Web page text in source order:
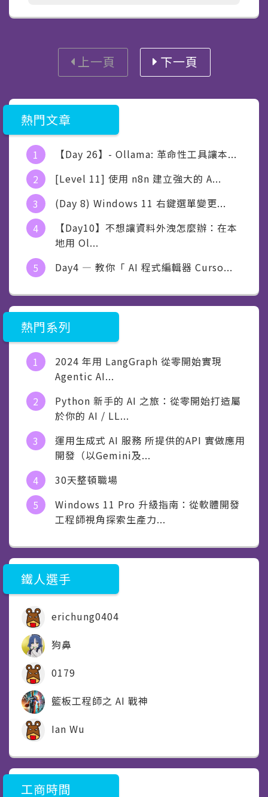
上一頁 下一頁
熱門文章
【Day 26】- Ollama: 革命性工具讓本...
[Level 11] 使用 n8n 建立強大的 A...
(Day 8) Windows 11 右鍵選單變更...
【Day10】不想讓資料外洩怎麼辦：在本
地用 Ol...
Day4 — 教你「 AI 程式編輯器 Curso...
熱門系列
2024 年用 LangGraph 從零開始實現
Agentic AI...
Python 新手的 AI 之旅：從零開始打造屬
於你的 AI / LL...
運用生成式 AI 服務 所提供的API 實做應用
開發（以Gemini及...
30天整頓職場
Windows 11 Pro 升級指南：從軟體開發
工程師視角探索生產力...
鐵人選手
erichung0404
狗鼻
0179
籃板工程師之 AI 戰神
Ian Wu
工商時間